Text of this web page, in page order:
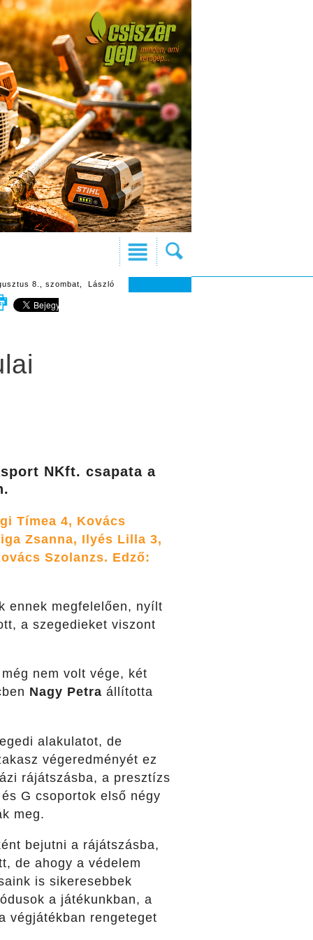
8., szombat, László
NKft. csapata a
Tímea 4, Kovács
Zsanna, Ilyés Lilla 3,
Szolanzs. Edző:
ennek megfelelően, nyílt
a szegedieket viszont
nem volt vége, két
Nagy Petra állította
alakulatot, de
végeredményét ez
rájátszásba, a presztízs
G csoportok első négy
meg.
bejutni a rájátszásba,
de ahogy a védelem
is sikeresebbek
a játékunkban, a
végjátékban rengeteget